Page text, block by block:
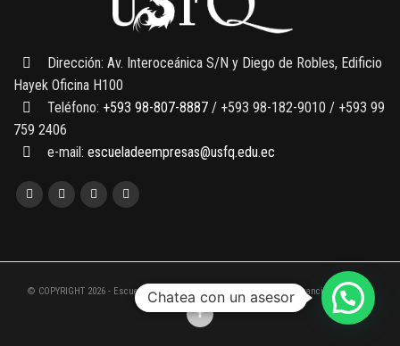
13 AGOSTO, 2026
Finanzas para no financieros
Dirección: Av. Interoceánica S/N y Diego de Robles, Edificio
Hayek Oficina H100
Teléfono: +593 98-807-8887 / +593 98-182-9010 / +593 99
759 2406
e-mail: escueladeempresas@usfq.edu.ec
© COPYRIGHT 2026 - Escuela de Empresas de la Universidad San Francisco de Quito
Chatea con un asesor